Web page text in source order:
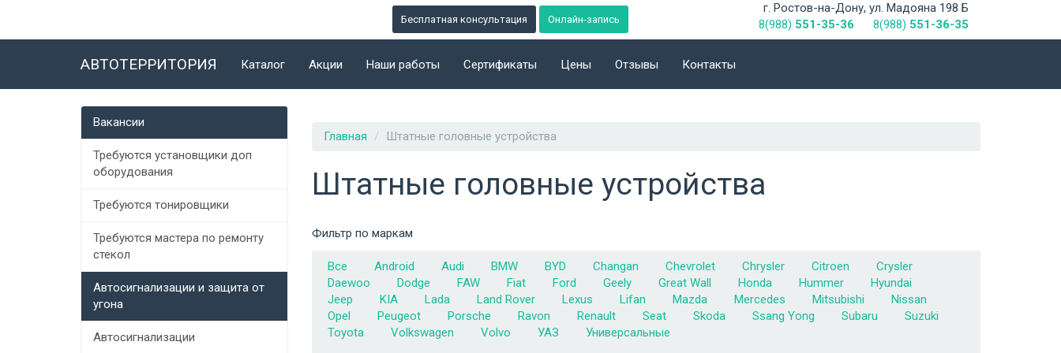
Бесплатная консультация Онлайн-запись
г. Ростов-на-Дону, ул. Мадояна 198 Б
8(988) 551-35-36 8(988) 551-36-35
АВТОТЕРРИТОРИЯ Каталог Акции Наши работы Сертификаты Цены Отзывы Контакты
Вакансии
Требуются установщики доп
оборудования
Требуются тонировщики
Требуются мастера по ремонту
стекол
Автосигнализации и защита от
угона
Автосигнализации
Главная Штатные головные устройства
Штатные головные устройства
Фильтр по маркам
Все Android Audi BMW BYD Changan Chevrolet Chrysler Citroen
Crysler
Daewoo
Dodge FAW Fiat Ford Geely Great Wall Honda Hummer
Hyundai
Jeep
KIA Lada Land Rover Lexus Lifan Mazda Mercedes Mitsubishi
Nissan
Opel
Peugeot Porsche Ravon Renault Seat Skoda Ssang Yong Subaru
Suzuki
Toyota
Volkswagen Volvo УАЗ Универсальные